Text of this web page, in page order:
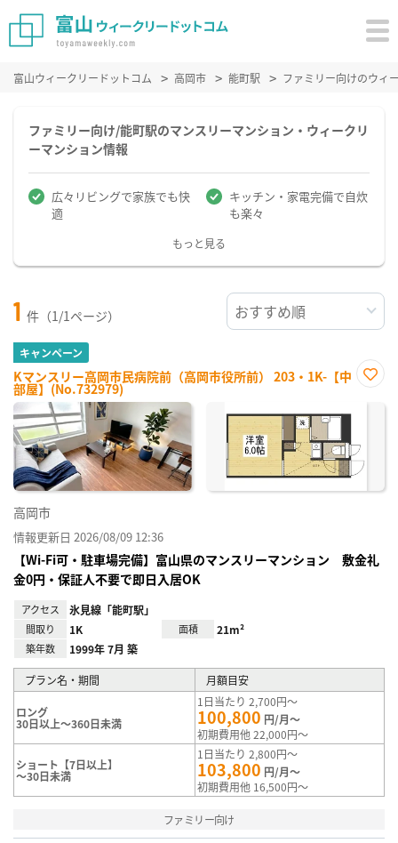
富山ウィークリードットコム 高岡市 能町駅 ファミリー向けのウィ
ファミリー向け/能町駅のマンスリーマンション・ウィークリ
ーマンション情報
広々リビングで家族でも快
適
キッチン・家電完備で自炊
も楽々
もっと見る
1 件（1/1ページ）
キャンペーン
Kマンスリー高岡市民病院前（高岡市役所前） 203・1K-【中
部屋】(No.732979)
に入
高岡市
情報更新日 2026/08/09 12:36
【Wi-Fi可・駐車場完備】富山県のマンスリーマンション 敷金礼
金0円・保証人不要で即日入居OK
アクセス 氷見線「能町駅」
間取り 1K 面積 21m²
築年数 1999年 7月 築
プラン名・期間 月額目安
ロング
30日以上～360日未満
1日当たり 2,700円～
100,800 円/月～
初期費用他 22,000円～
ショート【7日以上】
～30日未満
1日当たり 2,800円～
103,800 円/月～
初期費用他 16,500円～
ファミリー向け